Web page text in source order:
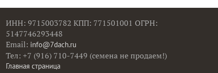
ИНН: 9715003782 КПП: 771501001 ОГРН:
5147746293448
Email: info@7dach.ru
Тел: +7 (916) 710-7449 (семена не продаем!)
Главная страница